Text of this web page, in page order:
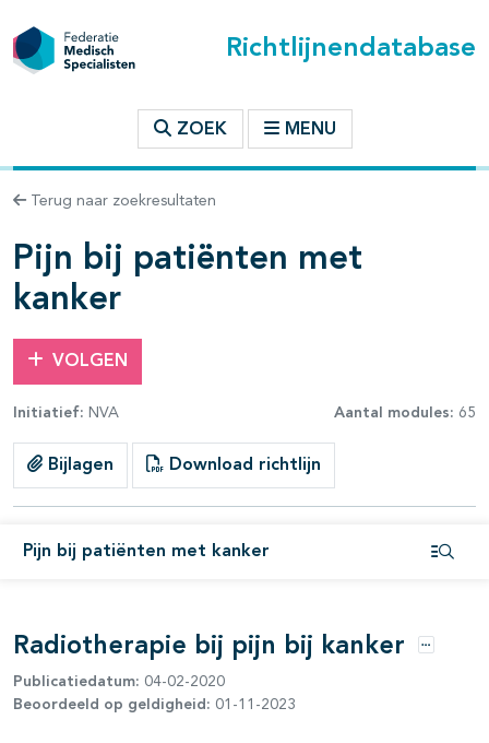
Richtlijnendatabase
ZOEK MENU
Terug naar zoekresultaten
Pijn bij patiënten met
kanker
VOLGEN
Initiatief: NVA Aantal modules: 65
Bijlagen Download richtlijn
Pijn bij patiënten met kanker
binnen deze richtlijn
open- en dichtklappen
Radiotherapie bij pijn bij kanker Opties
Publicatiedatum: 04-02-2020
Beoordeeld op geldigheid: 01-11-2023